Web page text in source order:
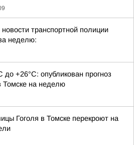
транспортной полиции
неделю:
до +26°С: опубликован прогноз
Томске на неделю
Гоголя в Томске перекроют на